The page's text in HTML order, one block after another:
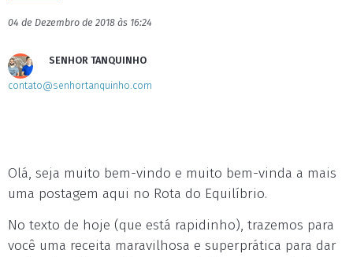
04 de Dezembro de 2018 às 16:24
SENHOR TANQUINHO
contato@senhortanquinho.com
Olá, seja muito bem-vindo e muito bem-vinda a mais
uma postagem aqui no Rota do Equilíbrio.
No texto de hoje (que está rapidinho), trazemos para
você uma receita maravilhosa e superprática para dar